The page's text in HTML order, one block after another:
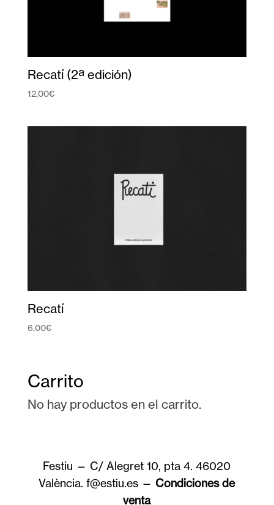
Recatí (2ª edición)
12,00€
Recatí
6,00€
Carrito
No hay productos en el carrito.
Festiu — C/ Alegret 10, pta 4. 46020
València. f@estiu.es — Condiciones de
venta